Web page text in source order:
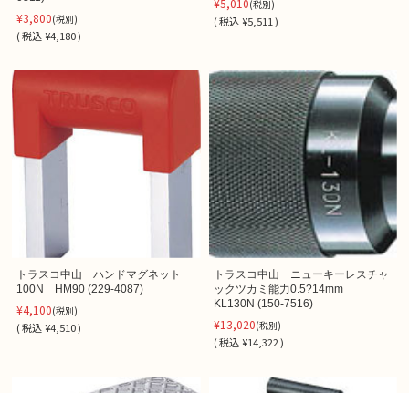
¥3,800(税別)
(税込¥4,180 )
(税別)
(税込 ¥5,511 )
トラスコ中山 ハンドマグネット
100N HM90 (229-4087)
¥4,100(税別)
(税込¥4,510 )
トラスコ中山 ニューキーレスチャ
ックツカミ能力0.5?14mm
KL130N (150-7516)
¥13,020(税別)
(税込 ¥14,322 )